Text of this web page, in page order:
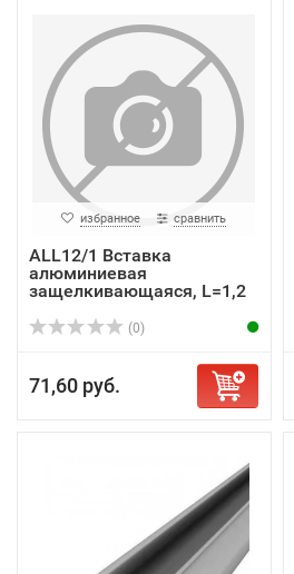
избранное сравнить
ALL12/1 Вставка
алюминиевая
защелкивающаяся, L=1,2
(0)
71,60 руб.